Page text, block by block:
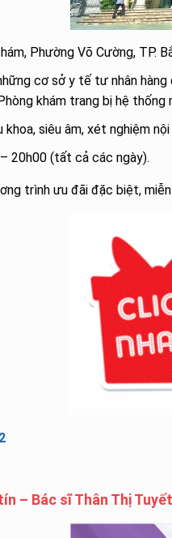
Phường Võ Cường, TP.
cơ sở y tế tư nhân
khám trang bị hệ
khoa, siêu âm, xét nghiệm
20h00 (tất cả các ngày).
trình ưu đãi đặc biệt,
– Bác sĩ Thân Thị